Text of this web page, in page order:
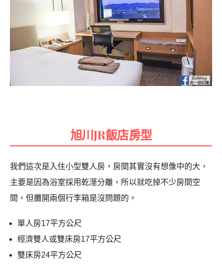
旭川JR飯店房型
我們這次是入住小型雙人房，房間其實沒有想像中的大，
主要是因為浴室採用乾溼分離，所以就吃掉不少房間空
間，但攤開兩個行李箱是沒問題的。
單人房17平方公尺
經濟雙人或雙床房17平方公尺
雙床房24平方公尺